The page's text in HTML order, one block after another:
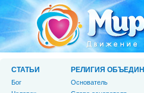
СТАТЬИ
Бог
РЕЛИГИЯ
Основатель